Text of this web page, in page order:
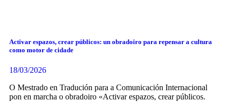
Activar espazos, crear públicos: un obradoiro para repensar a cultura
como motor de cidade
18/03/2026
O Mestrado en Tradución para a Comunicación Internacional
pon en marcha o obradoiro «Activar espazos, crear públicos.